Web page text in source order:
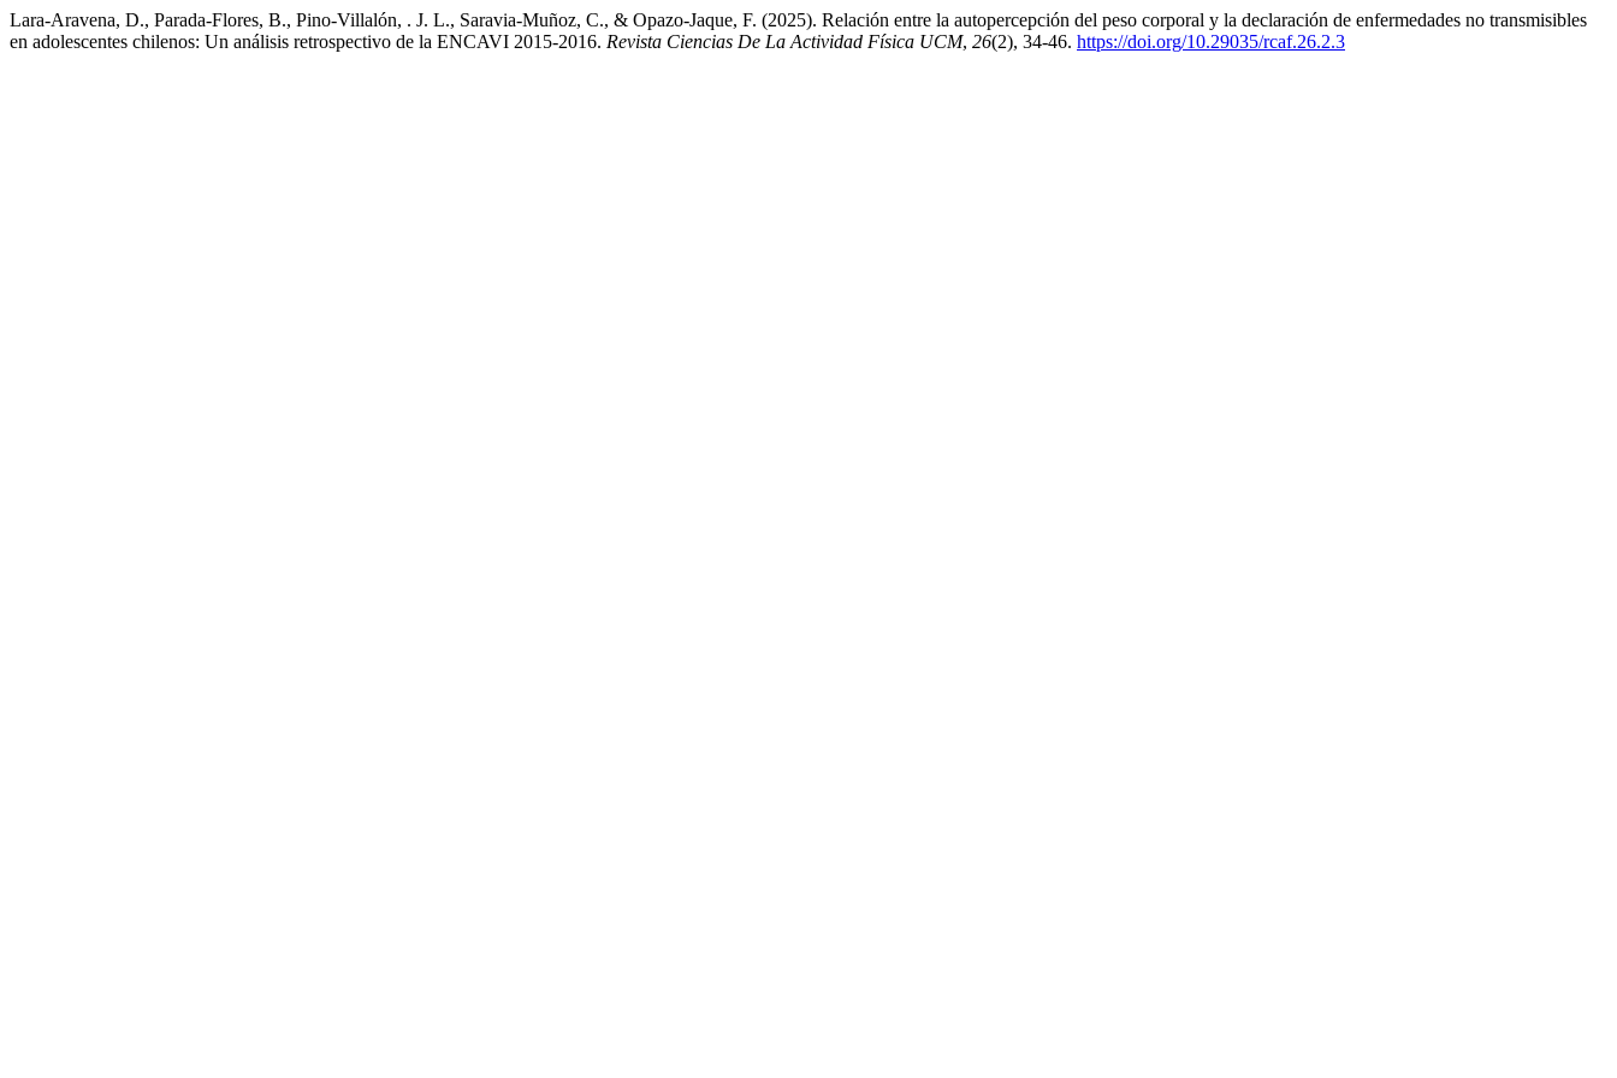
Lara-Aravena, D., Parada-Flores, B., Pino-Villalón, . J. L., Saravia-Muñoz, C., & Opazo-Jaque, F. (2025). Relación entre la autopercepción del peso corporal y la declaración de enfermedades no transmisibles
en adolescentes chilenos: Un análisis retrospectivo de la ENCAVI 2015-2016. Revista Ciencias De La Actividad Física UCM, 26(2), 34-46. https://doi.org/10.29035/rcaf.26.2.3